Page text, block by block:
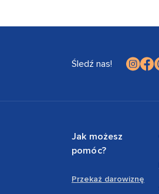
Śledź nas!
Jak możesz
pomóc?
Przekaż darowiznę